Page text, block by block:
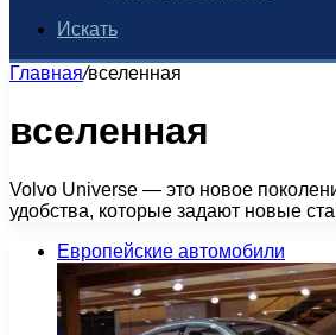
Искать
Главная/вселенная
вселенная
Volvo Universe — это новое
удобства, которые задают новые
Европейские автомобили